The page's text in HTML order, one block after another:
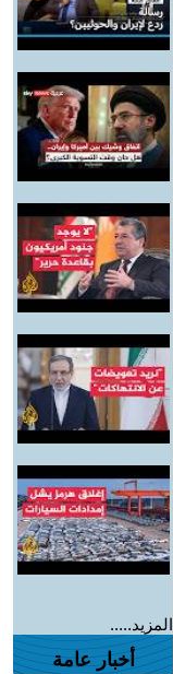
المزيد.....
أخبار عامة